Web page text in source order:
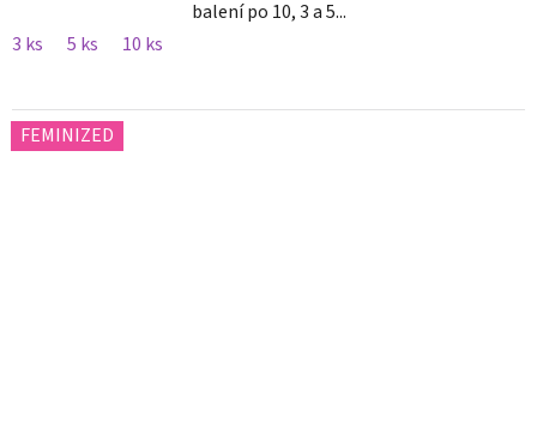
balení po 10, 3 a 5...
3 ks
5 ks 10 ks
FEMINIZED